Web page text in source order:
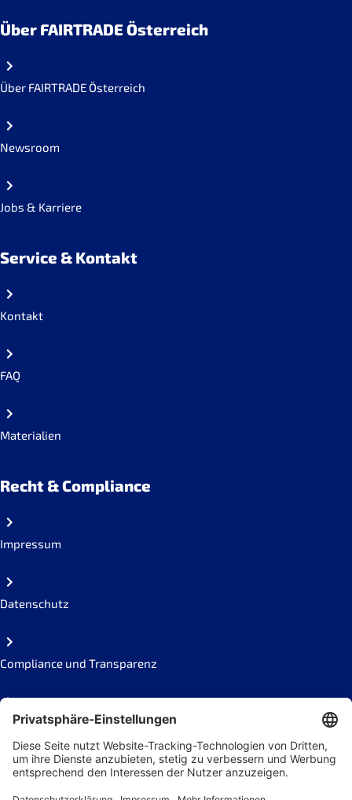
Über FAIRTRADE Österreich
Über FAIRTRADE Österreich
Newsroom
Jobs & Karriere
Service & Kontakt
Kontakt
FAQ
Materialien
Recht & Compliance
Impressum
Datenschutz
Compliance und Transparenz
Missbrauch melden
Social Links